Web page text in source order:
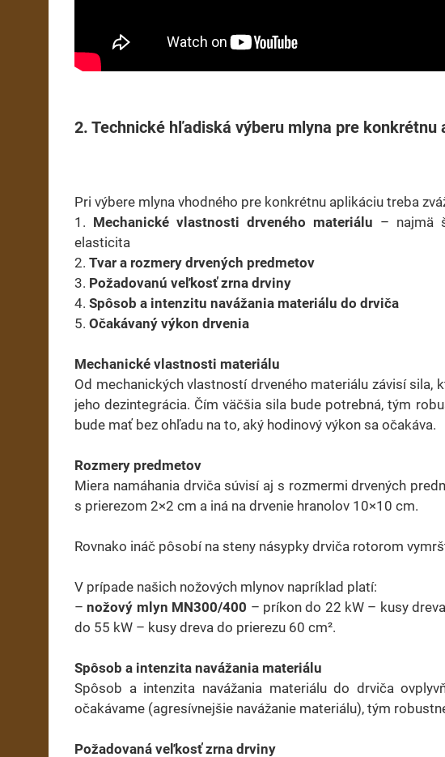
2. Technické hľadiská výberu mlyna pre konkrétnu
Pri výbere mlyna vhodného pre konkrétnu aplikáciu treba
1. Mechanické vlastnosti drveného materiálu – najmä
elasticita
2. Tvar a rozmery drvených predmetov
3. Požadovanú veľkosť zrna drviny
4. Spôsob a intenzitu navážania materiálu do drviča
5. Očakávaný výkon drvenia
Mechanické vlastnosti materiálu
Od mechanických vlastností drveného materiálu závisí
jeho dezintegrácia. Čím väčšia sila bude potrebná, tým
bude mať bez ohľadu na to, aký hodinový výkon sa očakáva.
Rozmery predmetov
Miera namáhania drviča súvisí aj s rozmermi drvených
s prierezom 2×2 cm a iná na drvenie hranolov 10×10 cm.
Rovnako ináč pôsobí na steny násypky drviča rotorom
V prípade našich nožových mlynov napríklad platí:
–nožový mlyn MN300/400 – príkon do 22 kW – kusy
do 55 kW – kusy dreva do prierezu 60 cm².
Spôsob a intenzita navážania materiálu
Spôsob a intenzita navážania materiálu do drviča
očakávame (agresívnejšie navážanie materiálu), tým
Požadovaná veľkosť zrna drviny